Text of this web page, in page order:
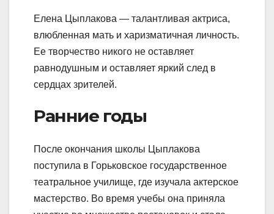
Елена Цыплакова — талантливая актриса,
влюбленная мать и харизматичная личность.
Ее творчество никого не оставляет
равнодушным и оставляет яркий след в
сердцах зрителей.
Ранние годы
После окончания школы Цыплакова
поступила в Горьковское государственное
театральное училище, где изучала актерское
мастерство. Во время учебы она приняла